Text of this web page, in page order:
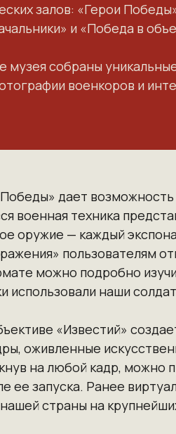
залов: «Герои
и «Победа в
собраны
военкоров и
дает
военная техника
оружие — каждый
пользователям
можно подробно
использовали наши
«Известий»
оживленные
на любой кадр, можно
ее запуска. Ранее
страны на